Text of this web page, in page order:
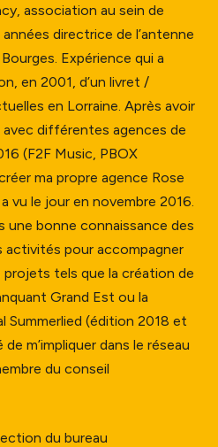
association au sein de
directrice de l’antenne
Expérience qui a
en 2001, d’un livret /
en Lorraine. Après avoir
avec différentes agences de
(F2F Music, PBOX
ma propre agence Rose
vu le jour en novembre 2016.
une bonne connaissance des
activités pour accompagner
tels que la création de
Grand Est ou la
Summerlied (édition 2018 et
m’impliquer dans le réseau
du conseil
du bureau